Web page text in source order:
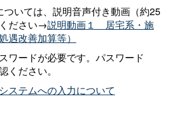
いては、説明音声付き動画（約25
ださい→説明動画１＿居宅系・施
遇改善加算等）
ワードが必要です。パスワード
ください。
ステムへの入力について